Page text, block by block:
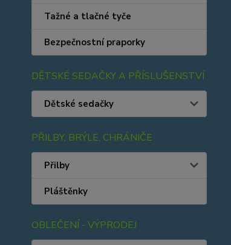
Tažné a tlačné tyče
Bezpečnostní praporky
DĚTSKÉ SEDAČKY A PŘÍSLUŠENSTVÍ
Dětské sedačky
PŘILBY, BRÝLE, CHRÁNIČE
Přilby
Pláštěnky
OBLEČENÍ - VÝPRODEJ